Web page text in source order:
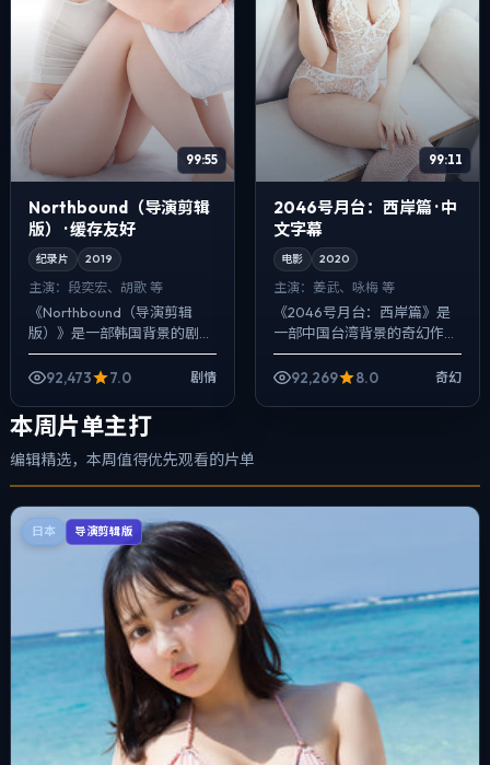
99:55
Northbound（导演剪辑
版） · 缓存友好
纪录片 2019
主演： 段奕宏、胡歌 等
《Northbound（导演剪辑
版）》是一部韩国背景的剧情
作品，2019年公映，由魏德圣
执导，段奕宏、胡歌、姜武等
者式...
92,473 7.0 剧情
99:11
2046号月台：西岸篇 · 中
文字幕
电影 2020
主演： 姜武、咏梅 等
《2046号月台：西岸篇》是
一部中国台湾背景的奇幻作
品，2020年公映，由林超贤
执导，姜武、咏梅、周冬雨等
92,269 8.0 奇幻
本周片单主打
编辑精选，本周值得优先观看的片单
日本 导演剪辑版